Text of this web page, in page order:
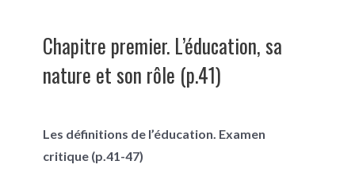
Chapitre premier. L’éducation, sa
nature et son rôle (p.41)
Les définitions de l’éducation. Examen
critique (p.41-47)